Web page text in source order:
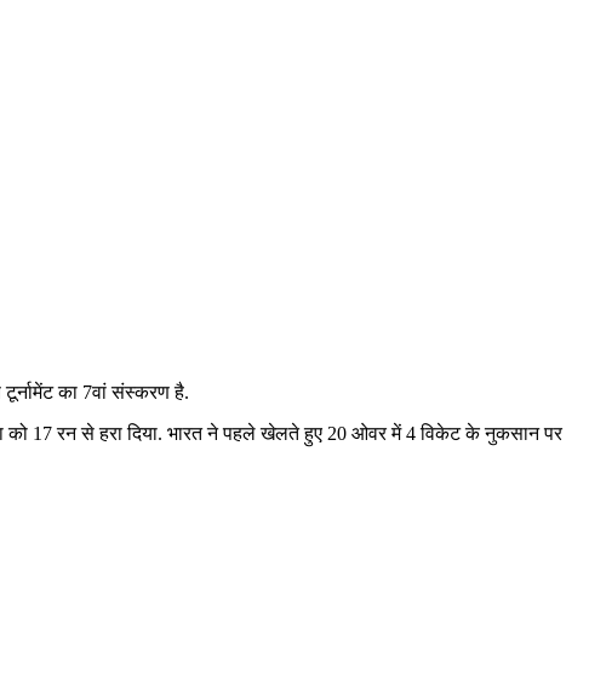
का 7वां संस्करण है.
को 17 रन से हरा दिया. भारत ने पहले खेलते हुए 20 ओवर में 4 विकेट के नुकसान पर